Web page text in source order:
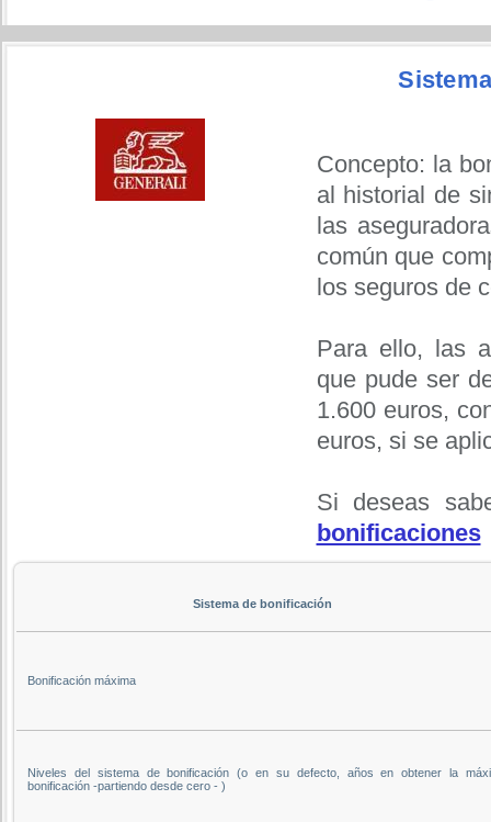
Concepto: la
al historial de
las
común que
los seguros de
Para ello, las
que pude ser
1.600 euros,
euros, si se
Si deseas
bonificaciones
Sistema de bonificación
Bonificación máxima
Niveles del sistema de bonificación (o en su defecto, años en obtener la
bonificación -partiendo desde cero - )